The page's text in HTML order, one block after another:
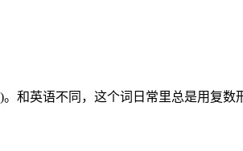
。和英语不同，这个词日常里总是用复